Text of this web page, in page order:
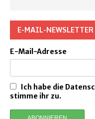
E-MAIL-
E-Mail-Adresse
Ich habe die
stimme ihr zu.